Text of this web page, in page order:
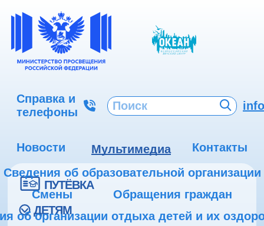
Справка и
телефоны
Новости Мультимедиа
Контакты
Сведения об образовательной организации
Смены
Обращения граждан
об организации отдыха детей и их
ПУТЁВКА
ДЕТЯМ